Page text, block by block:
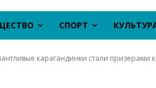
СПОРТ
карагандинки стали призерами